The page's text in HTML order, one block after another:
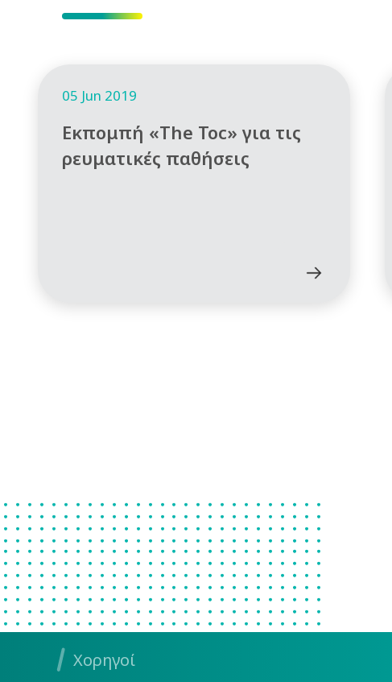
05 Jun 2019
Εκπομπή «The Toc» για τις
ρευματικές παθήσεις
Χορηγοί